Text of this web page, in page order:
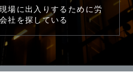
場に出入りするために労
社を探している